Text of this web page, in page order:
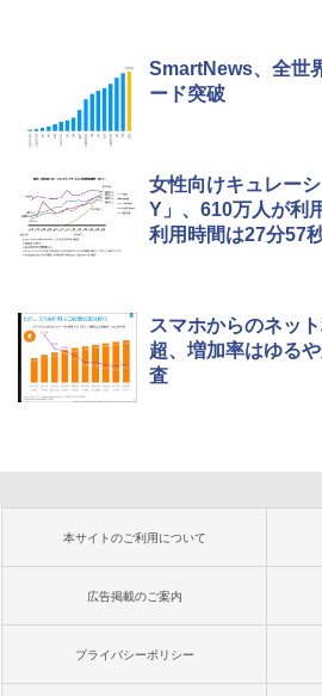
SmartNews、全世
ード突破
女性向けキュレー
Y」、610万人が利
利用時間は27分57
スマホからのネッ
超、増加率はゆる
査
本サイトのご利用について
広告掲載のご案内
プライバシーポリシー